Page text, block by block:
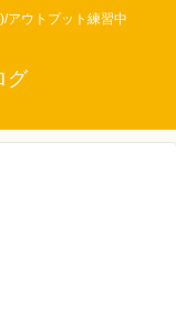
アウトプット練習中
グ